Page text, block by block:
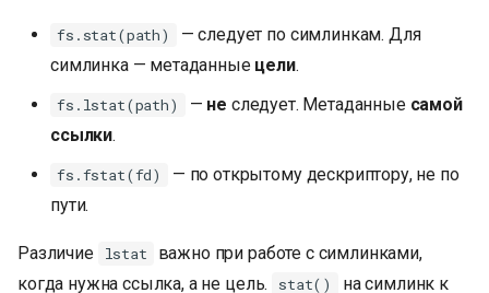
fs.stat(path)
— следует по симлинкам. Для
симлинка — метаданные цели.
fs.lstat(path) — не следует. Метаданные самой
ссылки.
fs.fstat(fd)
— по открытому дескриптору, не по
пути.
Различие lstat
важно при работе с симлинками,
когда нужна ссылка, а не цель.
stat()
на симлинк к